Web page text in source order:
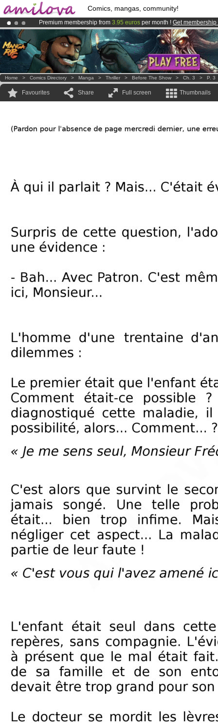
Comics, mangas, community!
Premium membership from 3.95 euros per month ! Get membership
AmilovaKickstarter is now LIVE!.
Already 100000membersand 1000 comics & mangas!.
Home > Comics Directory > Manga > Thriller > Before The Show > Ch. 3 > P. 3
Favourites Share Full screen Thumbnails